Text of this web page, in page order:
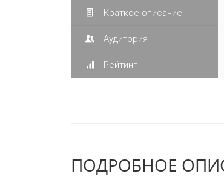
Краткое описание
Аудитория
Рейтинг
ПОДРОБНОЕ